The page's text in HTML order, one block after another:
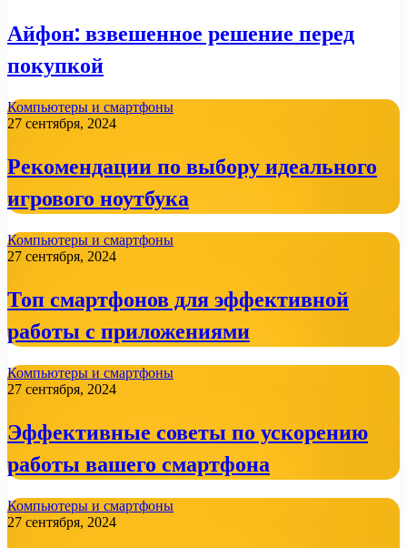
Айфон: взвешенное решение перед
покупкой
Компьютеры и смартфоны
27 сентября, 2024
Рекомендации по выбору идеального
игрового ноутбука
Компьютеры и смартфоны
27 сентября, 2024
Топ смартфонов для эффективной
работы с приложениями
Компьютеры и смартфоны
27 сентября, 2024
Эффективные советы по ускорению
работы вашего смартфона
Компьютеры и смартфоны
27 сентября, 2024